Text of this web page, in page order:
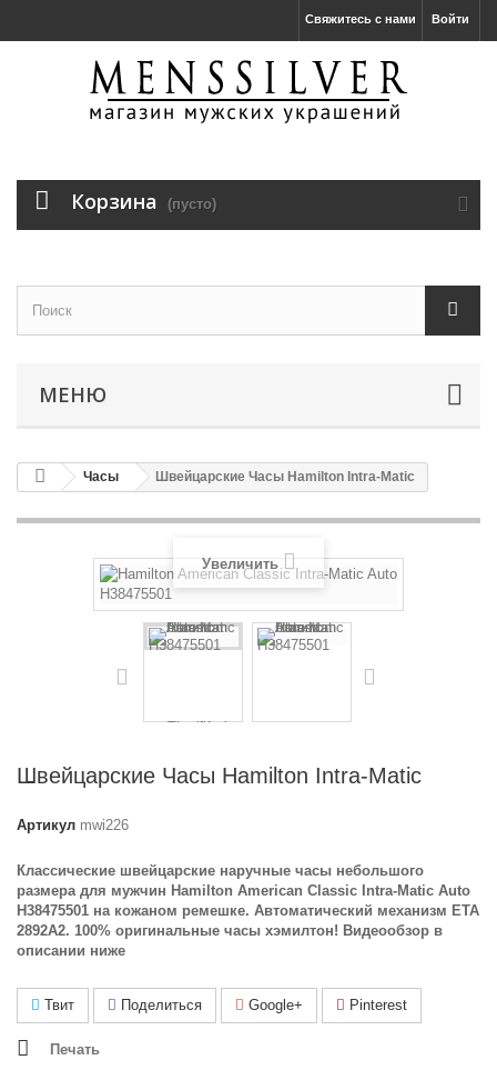
Войти
Свяжитесь с нами
Корзина (пусто)
МЕНЮ
Часы Швейцарские Часы Hamilton Intra-Matic
Увеличить
Швейцарские Часы Hamilton Intra-Matic
Артикул mwi226
Классические швейцарские наручные часы небольшого
размера для мужчин Hamilton American Classic Intra-Matic Auto
H38475501 на кожаном ремешке. Автоматический механизм ETA
2892A2. 100% оригинальные часы хэмилтон! Видеообзор в
описании ниже
Твит Поделиться Google+ Pinterest
Печать